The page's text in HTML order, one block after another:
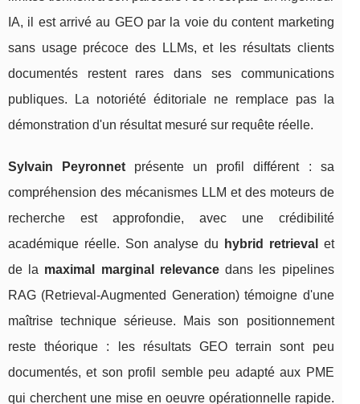
IA, il est arrivé au GEO par la voie du content marketing
sans usage précoce des LLMs, et les résultats clients
documentés restent rares dans ses communications
publiques. La notoriété éditoriale ne remplace pas la
démonstration d'un résultat mesuré sur requête réelle.
Sylvain Peyronnet présente un profil différent : sa
compréhension des mécanismes LLM et des moteurs de
recherche est approfondie, avec une crédibilité
académique réelle. Son analyse du
hybrid retrieval
et
de la maximal marginal relevancedans les pipelines
RAG (Retrieval-Augmented Generation) témoigne d'une
maîtrise technique sérieuse. Mais son positionnement
reste théorique : les résultats GEO terrain sont peu
documentés, et son profil semble peu adapté aux PME
qui cherchent une mise en oeuvre opérationnelle rapide.